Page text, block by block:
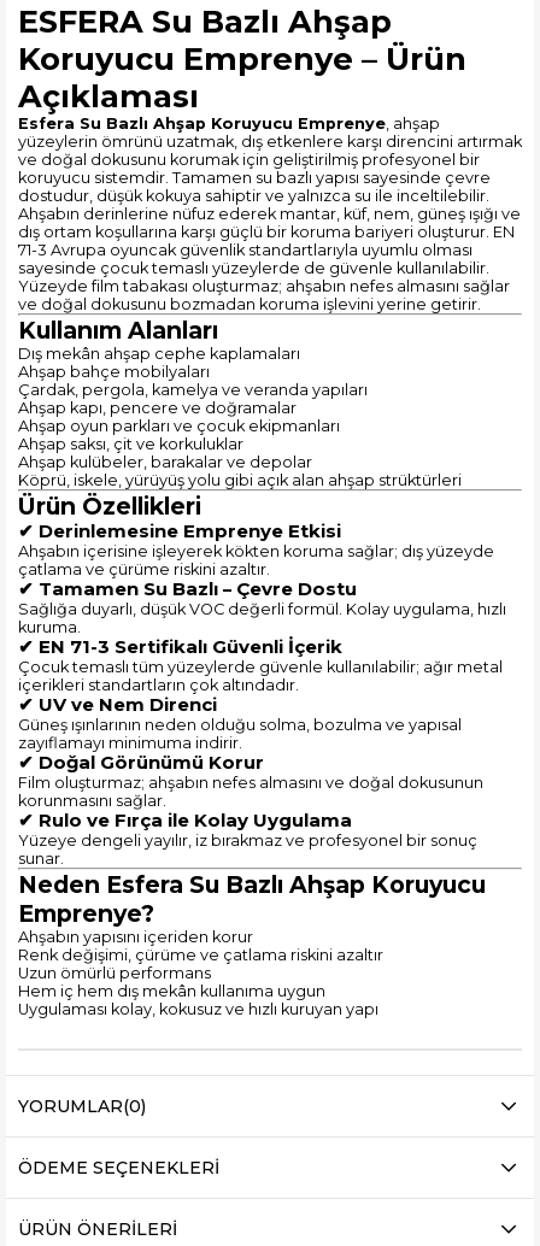
ESFERA Su Bazlı Ahşap
Koruyucu Emprenye – Ürün
Açıklaması
Esfera Su Bazlı Ahşap Koruyucu Emprenye , ahşap
yüzeylerin ömrünü uzatmak, dış etkenlere karşı direncini artırmak
ve doğal dokusunu korumak için geliştirilmiş profesyonel bir
koruyucu sistemdir. Tamamen su bazlı yapısı sayesinde çevre
dostudur, düşük kokuya sahiptir ve yalnızca su ile inceltilebilir.
Ahşabın derinlerine nüfuz ederek mantar, küf, nem, güneş ışığı ve
dış ortam koşullarına karşı güçlü bir koruma bariyeri oluşturur. EN
71-3 Avrupa oyuncak güvenlik standartlarıyla uyumlu olması
sayesinde çocuk temaslı yüzeylerde de güvenle kullanılabilir.
Yüzeyde film tabakası oluşturmaz; ahşabın nefes almasını sağlar
ve doğal dokusunu bozmadan koruma işlevini yerine getirir.
Kullanım Alanları
Dış mekân ahşap cephe kaplamaları
Ahşap bahçe mobilyaları
Çardak, pergola, kamelya ve veranda yapıları
Ahşap kapı, pencere ve doğramalar
Ahşap oyun parkları ve çocuk ekipmanları
Ahşap saksı, çit ve korkuluklar
Ahşap kulübeler, barakalar ve depolar
Köprü, iskele, yürüyüş yolu gibi açık alan ahşap strüktürleri
Ürün Özellikleri
✔ Derinlemesine Emprenye Etkisi
Ahşabın içerisine işleyerek kökten koruma sağlar; dış yüzeyde
çatlama ve çürüme riskini azaltır.
✔ Tamamen Su Bazlı – Çevre Dostu
Sağlığa duyarlı, düşük VOC değerli formül. Kolay uygulama, hızlı
kuruma.
✔ EN 71-3 Sertifikalı Güvenli İçerik
Çocuk temaslı tüm yüzeylerde güvenle kullanılabilir; ağır metal
içerikleri standartların çok altındadır.
✔ UV ve Nem Direnci
Güneş ışınlarının neden olduğu solma, bozulma ve yapısal
zayıflamayı minimuma indirir.
✔ Doğal Görünümü Korur
Film oluşturmaz; ahşabın nefes almasını ve doğal dokusunun
korunmasını sağlar.
✔ Rulo ve Fırça ile Kolay Uygulama
Yüzeye dengeli yayılır, iz bırakmaz ve profesyonel bir sonuç
sunar.
Neden Esfera Su Bazlı Ahşap Koruyucu
Emprenye?
Ahşabın yapısını içeriden korur
Renk değişimi, çürüme ve çatlama riskini azaltır
Uzun ömürlü performans
Hem iç hem dış mekân kullanıma uygun
Uygulaması kolay, kokusuz ve hızlı kuruyan yapı
YORUMLAR(0)
ÖDEME SEÇENEKLERI
ÜRÜN ÖNERILERI